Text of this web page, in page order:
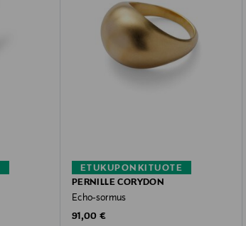
ETUKUPONKITUOTE
PERNILLE CORYDON
Echo-sormus
Original Price
91,00 €